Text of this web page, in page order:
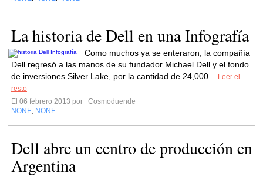
La historia de Dell en una Infografía
Como muchos ya se enteraron, la compañía
Dell regresó a las manos de su fundador Michael Dell y el fondo
de inversiones Silver Lake, por la cantidad de 24,000...
Leer el
resto
El 06 febrero 2013 por
Cosmoduende
NONE NONE
Dell abre un centro de producción en
Argentina